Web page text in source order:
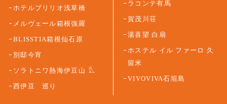
ホテルブリリオ浅草橋
メルヴェール箱根強羅
BLISSTIA箱根仙石原
別邸今宵
ソラトニワ熱海伊豆山
西伊豆 巡り
ラコンテ有馬
賀茂川荘
湯喜望 白扇
ホステル イル ファーロ 久
留米
VIVOVIVA石垣島